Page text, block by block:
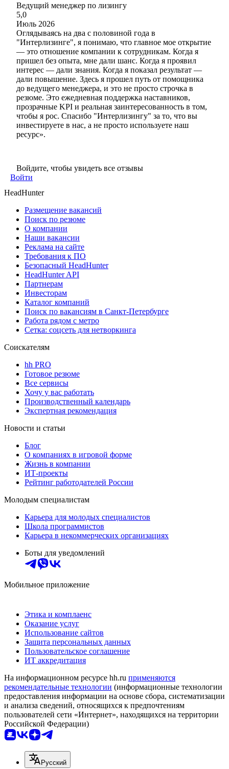
Ведущий менеджер по лизингу
5,0
Июль 2026
Оглядываясь на два с половиной года в
"Интерлизинге", я понимаю, что главное мое открытие
— это отношение компании к сотрудникам. Когда я
пришел без опыта, мне дали шанс. Когда я проявил
интерес — дали знания. Когда я показал результат —
дали повышение. Здесь я прошел путь от помощника
до ведущего менеджера, и это не просто строчка в
резюме. Это ежедневная поддержка наставников,
прозрачные KPI и реальная заинтересованность в том,
чтобы я рос. Спасибо "Интерлизингу" за то, что вы
инвестируете в нас, а не просто используете наш
ресурс».
Войдите, чтобы увидеть все отзывы
Войти
HeadHunter
Размещение вакансий
Поиск по резюме
О компании
Наши вакансии
Реклама на сайте
Требования к ПО
Безопасный HeadHunter
HeadHunter API
Партнерам
Инвесторам
Каталог компаний
Поиск по вакансиям в Санкт-Петербурге
Работа рядом с метро
Сетка: соцсеть для нетворкинга
Соискателям
hh PRO
Готовое резюме
Все сервисы
Хочу у вас работать
Производственный календарь
Экспертная рекомендация
Новости и статьи
Блог
О компаниях в игровой форме
Жизнь в компании
ИТ-проекты
Рейтинг работодателей России
Молодым специалистам
Карьера для молодых специалистов
Школа программистов
Карьера в некоммерческих организациях
Боты для уведомлений
Мобильное приложение
Этика и комплаенс
Оказание услуг
Использование сайтов
Защита персональных данных
Пользовательское соглашение
ИТ аккредитация
На информационном ресурсе hh.ru применяются
рекомендательные технологии (информационные технологии
предоставления информации на основе сбора, систематизации
и анализа сведений, относящихся к предпочтениям
пользователей сети «Интернет», находящихся на территории
Российской Федерации)
Русский